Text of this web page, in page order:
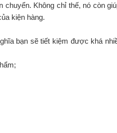
Không chỉ thế, nó còn
kiện hàng.
bạn sẽ tiết kiệm được khá